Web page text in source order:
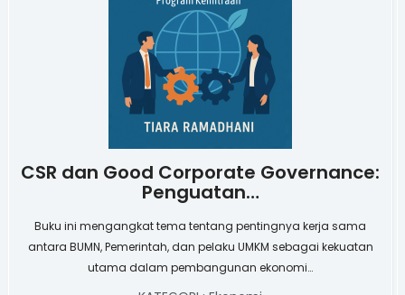
CSR dan Good Corporate Governance:
Penguatan…
Buku ini mengangkat tema tentang pentingnya kerja sama
antara BUMN, Pemerintah, dan pelaku UMKM sebagai kekuatan
utama dalam pembangunan ekonomi…